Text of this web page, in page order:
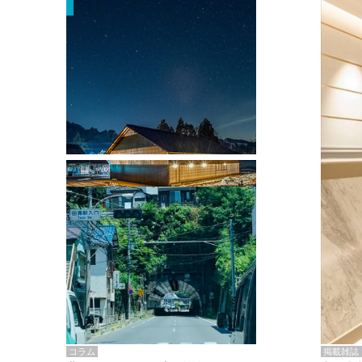
掲載雑誌
掲載雑誌・書籍
『街歩き研修「アールデコとモダニズ
ム、和風バロック」』のレポート記事が
掲載
コラム